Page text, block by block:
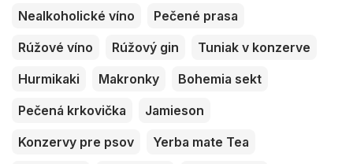
Nealkoholické víno
Pečené prasa
Rúžové víno
Rúžový gin
Tuniak v konzerve
Hurmikaki
Makronky
Bohemia sekt
Pečená krkovička
Jamieson
Konzervy pre psov
Yerba mate Tea